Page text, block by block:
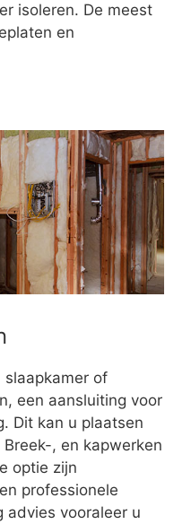
isoleren. De meest
en
slaapkamer of
een aansluiting voor
Dit kan u plaatsen
, en kapwerken
optie zijn
professionele
advies vooraleer u